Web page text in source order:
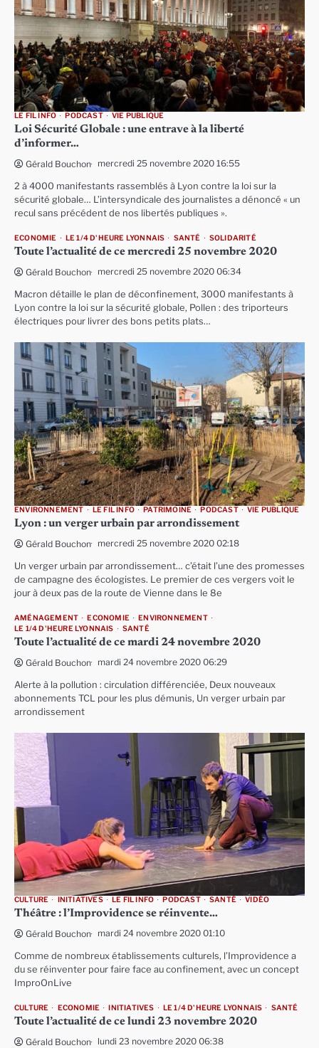
LE FIL INFO PODCAST VIE PUBLIQUE
Loi Sécurité Globale : une entrave à la liberté
d’informer…
Gérald Bouchon mercredi 25 novembre 2020 16:55
2 à 4000 manifestants rassemblés à Lyon contre la loi sur la
sécurité globale… L’intersyndicale des journalistes a dénoncé « un
recul sans précédent de nos libertés publiques ».
ECONOMIE LE 1/4 D'HEURE LYONNAIS SANTÉ SOLIDARITÉ
Toute l’actualité de ce mercredi 25 novembre 2020
Gérald Bouchon mercredi 25 novembre 2020 06:34
Macron détaille le plan de déconfinement, 3000 manifestants à
Lyon contre la loi sur la sécurité globale, Pollen : des triporteurs
électriques pour livrer des bons petits plats…
ENVIRONNEMENT LE FIL INFO PATRIMOINE PODCAST VIE PUBLIQUE
Lyon : un verger urbain par arrondissement
Gérald Bouchon mercredi 25 novembre 2020 02:18
Un verger urbain par arrondissement… c’était l’une des promesses
de campagne des écologistes. Le premier de ces vergers voit le
jour à deux pas de la route de Vienne dans le 8e
AMÉNAGEMENT ECONOMIE
ENVIRONNEMENT
LE 1/4 D'HEURE LYONNAIS
SANTÉ
Toute l’actualité de ce mardi 24 novembre 2020
Gérald Bouchon mardi 24 novembre 2020 06:29
Alerte à la pollution : circulation différenciée, Deux nouveaux
abonnements TCL pour les plus démunis, Un verger urbain par
arrondissement
CULTURE INITIATIVES LE FIL INFO PODCAST SANTÉ VIDÉO
Théâtre : l’Improvidence se réinvente…
Gérald Bouchon mardi 24 novembre 2020 01:10
Comme de nombreux établissements culturels, l’Improvidence a
du se réinventer pour faire face au confinement, avec un concept
ImproOnLive
CULTURE ECONOMIE INITIATIVES LE 1/4 D'HEURE LYONNAIS SANTÉ
Toute l’actualité de ce lundi 23 novembre 2020
Gérald Bouchon lundi 23 novembre 2020 06:38